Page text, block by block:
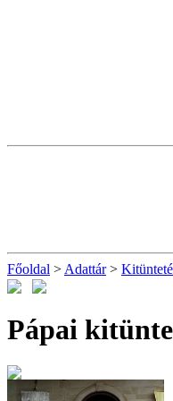
Főoldal > Adattár>
Pápai